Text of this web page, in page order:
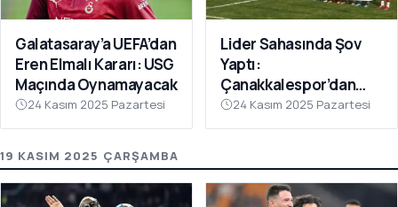
Galatasaray’a UEFA’dan
Eren Elmalı Kararı: USG
Maçında Oynamayacak
24 Kasım 2025 Pazartesi
Lider Sahasında Şov
Yaptı:
Çanakkalespor’dan
Farklı Galibiyet
24 Kasım 2025 Pazartesi
19 KASIM 2025 ÇARŞAMBA